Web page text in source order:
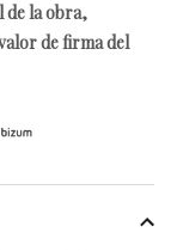
de la obra,
de firma del